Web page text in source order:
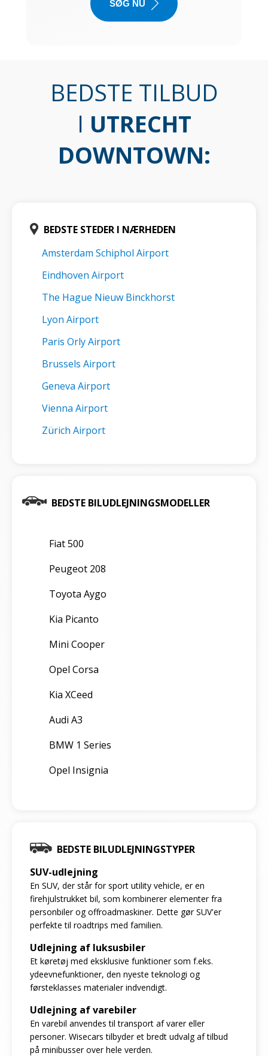
SØG NU
BEDSTE TILBUD
I UTRECHT
DOWNTOWN:
BEDSTE STEDER I NÆRHEDEN
Amsterdam Schiphol Airport
Eindhoven Airport
The Hague Nieuw Binckhorst
Lyon Airport
Paris Orly Airport
Brussels Airport
Geneva Airport
Vienna Airport
Zürich Airport
BEDSTE BILUDLEJNINGSMODELLER
Fiat 500
Peugeot 208
Toyota Aygo
Kia Picanto
Mini Cooper
Opel Corsa
Kia XCeed
Audi A3
BMW 1 Series
Opel Insignia
BEDSTE BILUDLEJNINGSTYPER
SUV-udlejning
En SUV, der står for sport utility vehicle, er en
firehjulstrukket bil, som kombinerer elementer fra
personbiler og offroadmaskiner. Dette gør SUV'er
perfekte til roadtrips med familien.
Udlejning af luksusbiler
Et køretøj med eksklusive funktioner som f.eks.
ydeevnefunktioner, den nyeste teknologi og
førsteklasses materialer indvendigt.
Udlejning af varebiler
En varebil anvendes til transport af varer eller
personer. Wisecars tilbyder et bredt udvalg af tilbud
på minibusser over hele verden.